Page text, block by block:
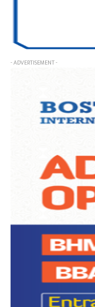
- ADVERTISEMENT -